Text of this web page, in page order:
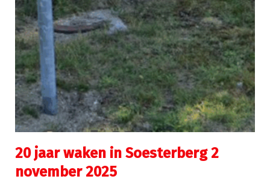
20 jaar waken in Soesterberg 2
november 2025